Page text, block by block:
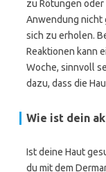
zu Rötungen
Anwendung nicht
sich zu erholen.
Reaktionen kann
Woche, sinnvoll
dazu, dass die
Wie ist dein
Ist deine Haut
du mit dem